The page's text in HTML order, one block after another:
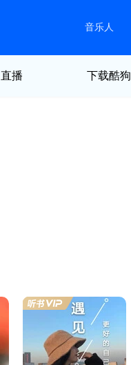
音乐人
直播 下载酷狗